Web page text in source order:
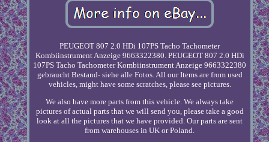
PEUGEOT 807 2.0 HDi 107PS Tacho Tachometer
Kombiinstrument Anzeige 9663322380. PEUGEOT 807 2.0 HDi
107PS Tacho Tachometer Kombiinstrument Anzeige 9663322380
gebraucht Bestand- siehe alle Fotos. All our Items are from used
vehicles, might have some scratches, please see pictures.
We also have more parts from this vehicle. We always take
pictures of actual parts that we will send you, please take a good
look at all the pictures that we have provided. Our parts are sent
from warehouses in UK or Poland.